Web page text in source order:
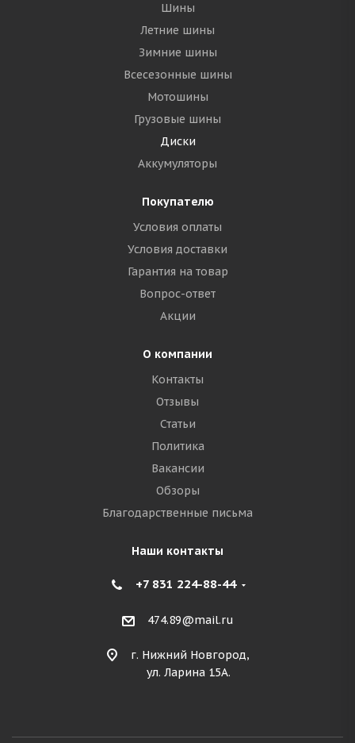
Шины
Летние шины
Зимние шины
Всесезонные шины
Мотошины
Грузовые шины
Диски
Аккумуляторы
Покупателю
Условия оплаты
Условия доставки
Гарантия на товар
Вопрос-ответ
Акции
О компании
Контакты
Отзывы
Статьи
Политика
Вакансии
Обзоры
Благодарственные письма
Наши контакты
+7 831 224-88-44
474.89@mail.ru
г. Нижний Новгород,
ул. Ларина 15А.